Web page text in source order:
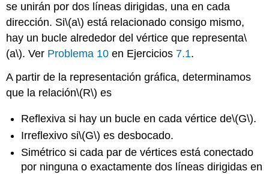
se unirán por dos líneas dirigidas, una en cada
dirección. Si\(a\) está relacionado consigo mismo,
hay un bucle alrededor del vértice que representa\
(a\). Ver Problema 10 en Ejercicios 7.1.
A partir de la representación gráfica, determinamos
que la relación\(R\) es
Reflexiva si hay un bucle en cada vértice de\(G\).
Irreflexivo si\(G\) es desbocado.
Simétrico si cada par de vértices está conectado
por ninguna o exactamente dos líneas dirigidas en